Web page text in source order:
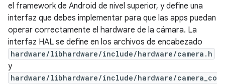
el framework de Android de nivel superior, y define una
interfaz que debes implementar para que las apps puedan
operar correctamente el hardware de la cámara. La
interfaz HAL se define en los archivos de encabezado
hardware/libhardware/include/hardware/camera.h
y
hardware/libhardware/include/hardware/camera_co